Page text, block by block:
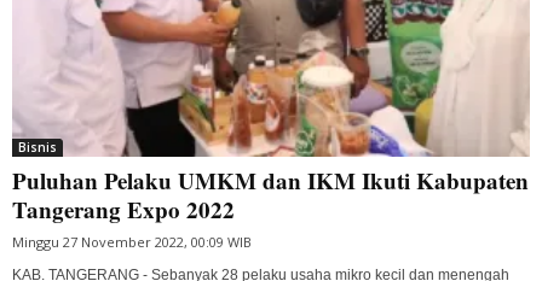
Bisnis
Puluhan Pelaku UMKM dan IKM Ikuti Kabupaten
Tangerang Expo 2022
Minggu 27 November 2022, 00:09 WIB
KAB. TANGERANG - Sebanyak 28 pelaku usaha mikro kecil dan menengah